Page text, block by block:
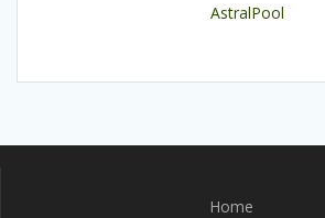
AstralPool
Home